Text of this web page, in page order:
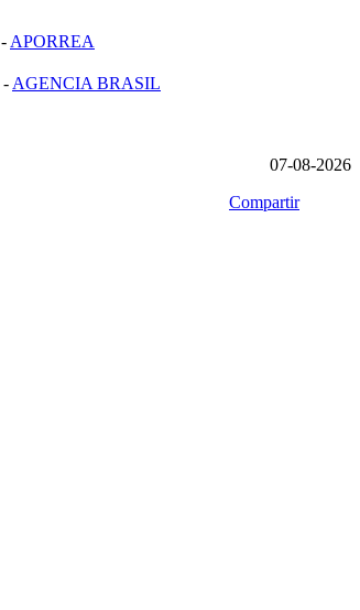
- APORREA
- AGENCIA BRASIL
07-08-2026
Compartir